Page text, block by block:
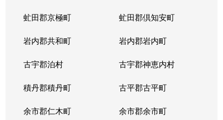
虻田郡京極町 虻田郡倶知安町
岩内郡共和町 岩内郡岩内町
古宇郡泊村 古宇郡神恵内村
積丹郡積丹町 古平郡古平町
余市郡仁木町 余市郡余市町